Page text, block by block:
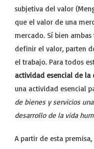
subjetiva del valor
que el valor de una
mercado. Sí bien
definir el valor, parten
el trabajo. Para todos
actividad esencial de la
una actividad esencial
de bienes y servicios
desarrollo de la vida
A partir de esta